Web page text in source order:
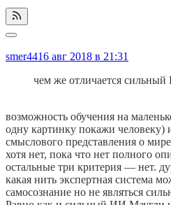
smer4416 авг 2018 в 21:31
чем же отличается сильный
возможность обучения на
одну картинку покажи человеку)
смыслового представления о
хотя нет, пока что нет полного
остальные три критерия — нет.
какая нить экспертная система
самосознание но не являться